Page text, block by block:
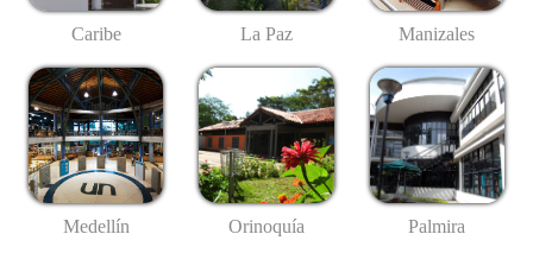
Caribe La Paz Manizales
Medellín Orinoquía Palmira